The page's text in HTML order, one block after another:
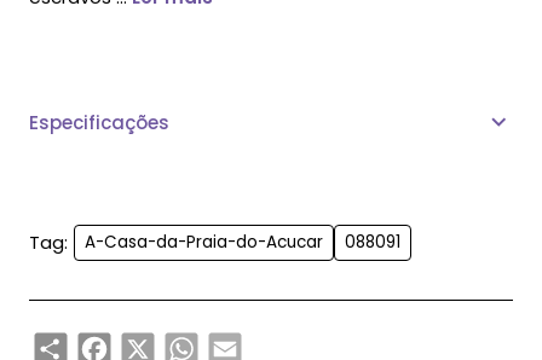
Especificações
Tag: A-Casa-da-Praia-do-Acucar 088091
ShareFacebook
X WhatsApp
Email